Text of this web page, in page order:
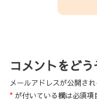
コメントをどう
メールアドレスが公開さ
* が付いている欄は必須項